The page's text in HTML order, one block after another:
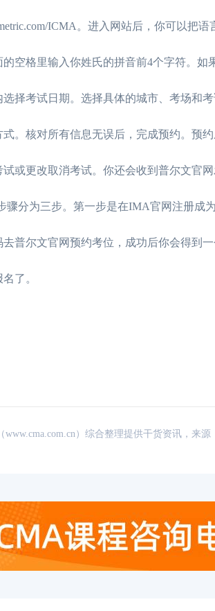
ICMA。进入网站后，你可以把
空格里输入你姓氏的拼音前4个字符。
择考试日期。选择具体的城市、考场和
式。核对所有信息无误后，完成预约。预
或更改取消考试。你还会收到普尔文官
骤分为三步。第一步是在IMA官网注册成
普尔文官网预约考位，成功后你会得到
了。
www.cma.com.cn）综合整理提供干货资讯，来